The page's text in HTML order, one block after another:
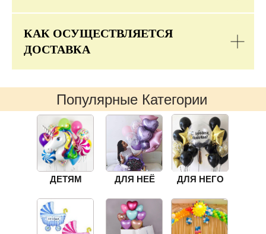
КАК ОСУЩЕСТВЛЯЕТСЯ
ДОСТАВКА
Популярные Категории
ДЛЯ НЕЁ ДЛЯ НЕГО
ДЕТЯМ